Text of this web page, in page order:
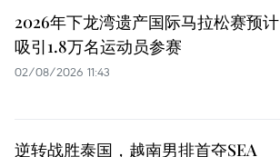
2026年下龙湾遗产国际马拉松赛预计
吸引1.8万名运动员参赛
02/08/2026 11:43
逆转战胜泰国，越南男排首夺SEA